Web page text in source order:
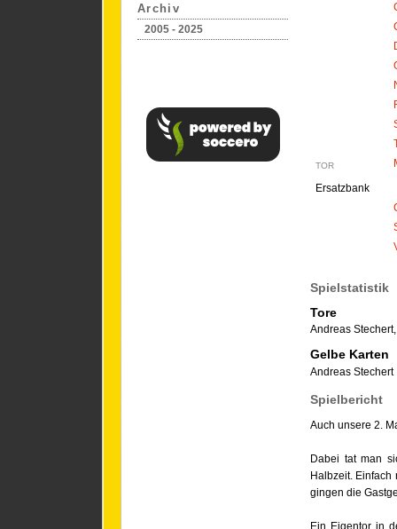
Archiv
2005 - 2025
TOR
Ersatzbank
Spielstatistik
Tore
Andreas Stechert
Gelbe Karten
Andreas Stechert
Spielbericht
Auch unsere 2.
Dabei tat man
Halbzeit. Einfach
gingen die
Ein Eigentor in